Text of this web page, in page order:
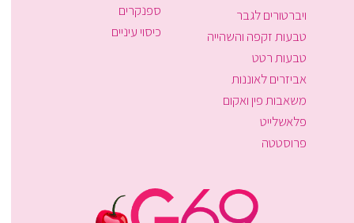
ויברטורים לגבר
טבעות זקפה והשהייה
טבעות רטט
אביזרים לאוננות
משאבות פין ואקום
פלאשלייט
פרוסטטה
ספנקרים
כיסוי עיניים